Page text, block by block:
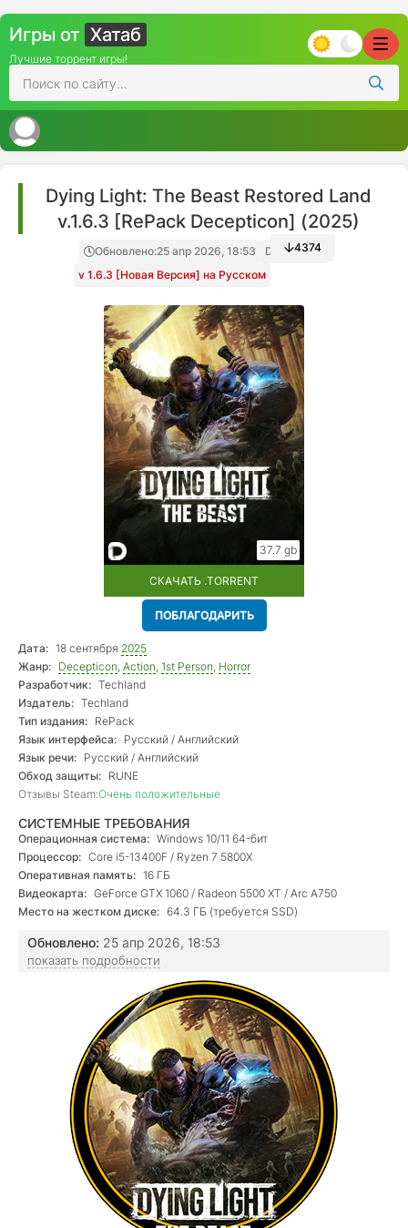
Игры от Хатаб
Лучшие торрент игры!
Dying Light: The Beast Restored Land
v.1.6.3 [RePack Decepticon] (2025)
Обновлено:25 апр 2026, 18:53
Decepticon
v 1.6.3 [Новая Версия] на Русском
4374
37.7 gb
СКАЧАТЬ .TORRENT
ПОБЛАГОДАРИТЬ
Дата: 18 сентября 2025
Жанр: Decepticon, Action, 1st Person, Horror
Разработчик: Techland
Издатель: Techland
Тип издания: RePack
Язык интерфейса: Русский / Английский
Язык речи: Русский / Английский
Обход защиты: RUNE
Отзывы Steam:Очень положительные
СИСТЕМНЫЕ ТРЕБОВАНИЯ
Операционная система: Windows 10/11 64-бит
Процессор: Core i5-13400F / Ryzen 7 5800X
Оперативная память: 16 ГБ
Видеокарта: GeForce GTX 1060 / Radeon 5500 XT / Arc A750
Место на жестком диске: 64.3 ГБ (требуется SSD)
Обновлено: 25 апр 2026, 18:53
показать подробности